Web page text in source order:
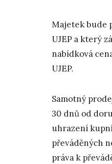
Majetek bude
UJEP a který
nabídková
UJEP.
Samotný
30 dnů od
uhrazení
převáděných
práva k